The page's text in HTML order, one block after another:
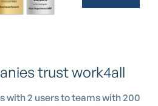
trust work4all
with 2 users to teams with 200